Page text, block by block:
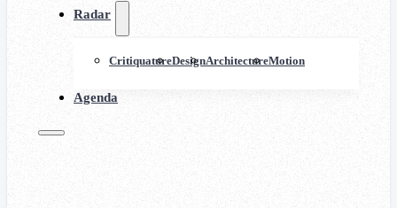
Radar
CritiquatureDesignArchitectureMotion
Agenda